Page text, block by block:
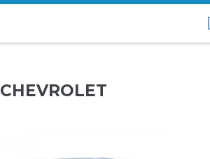
CHEVROLET